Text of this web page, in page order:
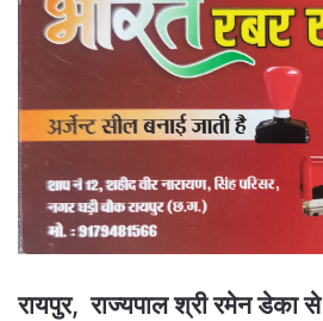
रायपुर, राज्यपाल श्री रमेन